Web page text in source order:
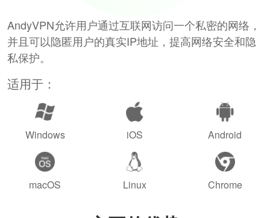
AndyVPN允许用户通过互联网访问一个私密的网络，
并且可以隐匿用户的真实IP地址，提高网络安全和隐
私保护。
适用于：
Windows iOS Android
macOS Linux Chrome